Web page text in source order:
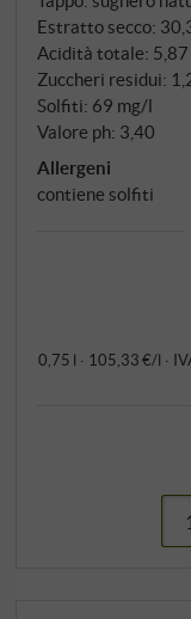
Estratto secco:
Acidità totale:
Zuccheri residui:
Solfiti: 69 mg/l
Valore ph: 3,40
Allergeni
contiene solfiti
0,75 l · 105,33 €/l ·